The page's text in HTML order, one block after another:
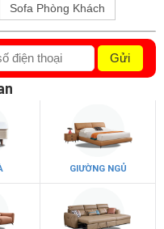
Sofa Phòng Khách
Gửi
GIƯỜNG NGỦ